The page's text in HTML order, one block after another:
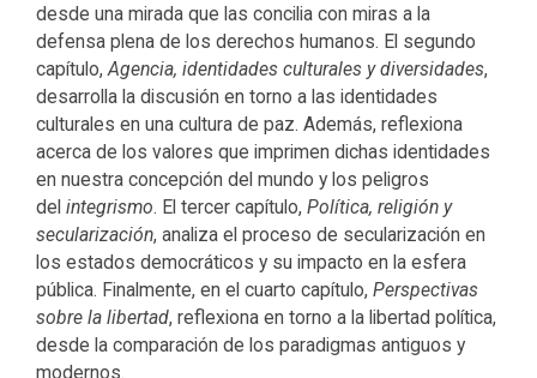
desde una mirada que las concilia con miras a la
defensa plena de los derechos humanos. El segundo
capítulo,Agencia, identidades culturales y diversidades,
desarrolla la discusión en torno a las identidades
culturales en una cultura de paz. Además, reflexiona
acerca de los valores que imprimen dichas identidades
en nuestra concepción del mundo y los peligros
del integrismo. El tercer capítulo, Política, religión y
secularización, analiza el proceso de secularización en
los estados democráticos y su impacto en la esfera
pública. Finalmente, en el cuarto capítulo, Perspectivas
sobre la libertad, reflexiona en torno a la libertad política,
desde la comparación de los paradigmas antiguos y
modernos.